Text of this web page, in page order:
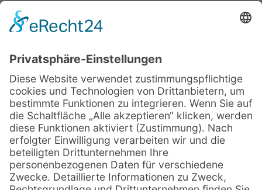
Beratungsservice vor Ort
Beginntermine